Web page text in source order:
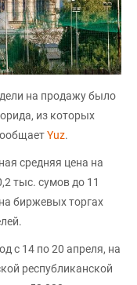
на продажу было
из которых
Yuz.
средняя цена на
тыс. сумов до 11
биржевых торгах
с 14 по 20 апреля, на
республиканской